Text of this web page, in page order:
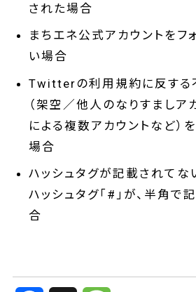
された場合
まちエネ公式アカウントをフ
い場合
Twitterの利用規約に反する
（架空／他人のなりすましア
による複数アカウントなど）
場合
ハッシュタグが記載されてな
ハッシュタグ「#」が、半角で
合